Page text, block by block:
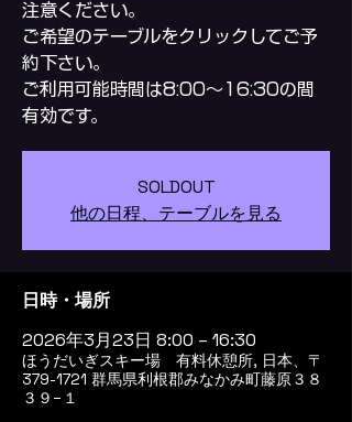
注意ください。
ご希望のテーブルをクリックしてご予
約下さい。
ご利用可能時間は8:00～16:30の間
SOLDOUT
他の日程、テーブルを見る
日時・場所
2026年3月23日 8:00 – 16:30
ほうだいぎスキー場 有料休憩所, 日本、〒
379-1721 群馬県利根郡みなかみ町藤原３８
３９−１